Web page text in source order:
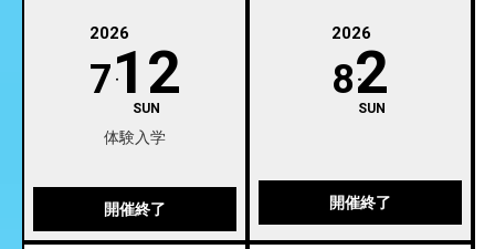
2026
712
SUN
体験入学
開催終了
2026
82
SUN
開催終了